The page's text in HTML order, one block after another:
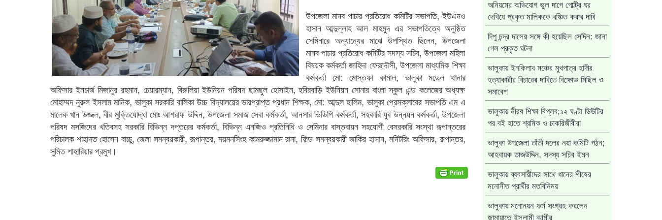
উপজেলা মানব পাচার প্রতিরোধ কমিটির সভাপতি, ইউএনও
হাসান আব্দুল্লাহ আল মাহমুদ এর সভাপতিত্বে অনুষ্ঠিত
সেমিনারে অন্যান্যের মাঝে উপস্থিত ছিলেন, উপজেলা
মানব পাচার প্রতিরোধ কমিটির সদস্য সচিব, উপজেলা মহিলা
বিষয়ক কর্মকর্তা জাহিদা ফেরদৌসী, উপজেলা মাধ্যমিক শিক্ষা
কর্মকর্তা মো: মোস্তফা কামাল, ভালুকা মডেল থানার
অফিসার ইনচার্জ মিজানুর রহমান, চেয়ারম্যান, বিরুলিয়া ইউনিয়ন পরিষদ ছামছুল হোসাইন, হবিরবাড়ি ইউনিয়ন সোনার বাংলা স্কুল এন্ড কলেজের অধ্যক্ষ
মোহাম্মদ নুরুল ইসলাম মানিক, ভালুকা সরকারি বালিকা উচ্চ বিদ্যালয়ের ভারপ্রাপ্ত প্রধান শিক্ষক, মো: আব্দুল হালিম, ভালুকা প্রেসক্লাবের সভাপতি এম এ
মালেক খান উজ্জল, বীর মুক্তিযোদ্ধা মোঃ আশরাফ উদ্দিন, উপজেলা সমাজ সেবা কর্মকর্তা, আনসার ভিডিপি কর্মকর্তা, সহকারি যুব উন্নয়ন কর্মকর্তা, উপজেলা
পরিষদ মসজিদের খতিবসহ সরকারি বিভিন্ন দপ্তরের কর্মকর্তা, বিভিন্ন এনজিও প্রতিনিধি ও সেমিনার বাস্তবায়ন সহযোগী বেসরকারি সংস্থা রূপান্তরের
পরিচালক শাহাদত হোসেন বাচ্চু, জেলা সমন্বয়কারী, রূপান্তর, ময়মনসিংহ কামরুজ্জামান রানা, ফিল্ড সমন্বয়কারী জাকির হাসান, মনিটরিং অফিসার, রূপান্তর,
সুমিত শাহারিয়ার প্রমুখ।
অনিয়মের অভিযোগ ভুল দাগে পোল্ট্রি ঘর
দেখিয়ে প্রকৃত মালিককে বঞ্চিত করার দাবি
দিপু চন্দ্র দাসের সঙ্গে কী হয়েছিল সেদিন: জানা
গেল প্রকৃত ঘটনা
ভালুকায় ইনকিলাব মঞ্চের মুখপাত্র হাদীর
হত্যাকারীর বিচারের দাবিতে বিক্ষোভ মিছিল ও
সমাবেশ
ভালুকায় নীরব শিক্ষা বিপ্লব;১২ ঘণ্টা ডিউটির
পর বই হাতে শ্রমিক ও চাকরিজীবীরা
ভালুকা উপজেলা তাঁতী দলের নয়া কমিটি গঠন;
আহবায়ক তাজউদ্দিন, সদস্য সচিব ইমন
ভালুকায় ব্যবসায়ীদের সাথে ধানের শীষের
মনোনীত প্রার্থীর মতবিনিময়
ভালুকায় মনোনয়ন ফর্ম সংগ্রহ করলেন
জামায়াতে ইসলামী আমীর